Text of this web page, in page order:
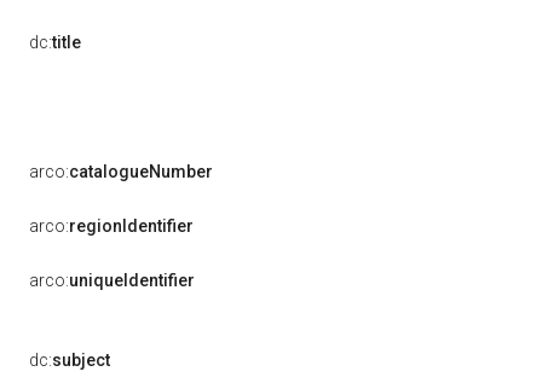
dc:title
arco:catalogueNumber
arco:regionIdentifier
arco:uniqueIdentifier
dc:subject